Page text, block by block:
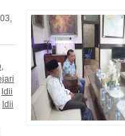
ldii
ldii